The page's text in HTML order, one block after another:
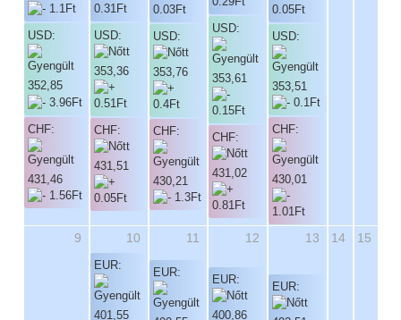
USD:
352,85
CHF:
431,46
USD:
353,36
CHF:
431,51
USD:
353,76
CHF:
430,21
USD:
353,61
CHF:
431,02
USD:
353,51
CHF:
430,01
9 10
EUR:
401,55
11
EUR:
12
EUR:
400,86
13
EUR:
14 15